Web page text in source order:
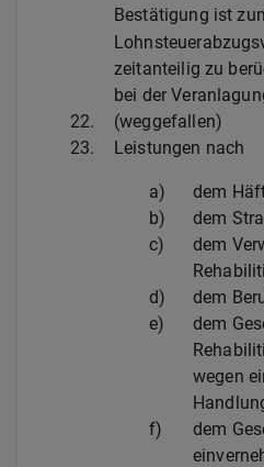
Bestätigung ist
zeitanteilig zu
bei der
22.
(weggefallen)
23.
Leistungen nach
a)
dem
b)
dem
c)
dem
d)
dem
e)
dem
wegen
f)
dem